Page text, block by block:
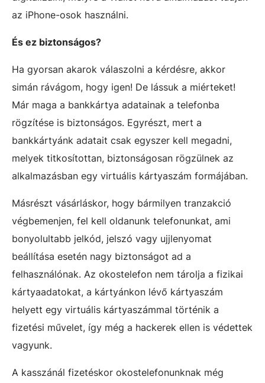
az iPhone-osok használni.
És ez biztonságos?
Ha gyorsan akarok válaszolni a kérdésre, akkor
simán rávágom, hogy igen! De lássuk a miérteket!
Már maga a bankkártya adatainak a telefonba
rögzítése is biztonságos. Egyrészt, mert a
bankkártyánk adatait csak egyszer kell megadni,
melyek titkosítottan, biztonságosan rögzülnek az
alkalmazásban egy virtuális kártyaszám formájában.
Másrészt vásárláskor, hogy bármilyen tranzakció
végbemenjen, fel kell oldanunk telefonunkat, ami
bonyolultabb jelkód, jelszó vagy ujjlenyomat
beállítása esetén nagy biztonságot ad a
felhasználónak. Az okostelefon nem tárolja a fizikai
kártyaadatokat, a kártyánkon lévő kártyaszám
helyett egy virtuális kártyaszámmal történik a
fizetési művelet, így még a hackerek ellen is védettek
vagyunk.
A kasszánál fizetéskor okostelefonunknak még